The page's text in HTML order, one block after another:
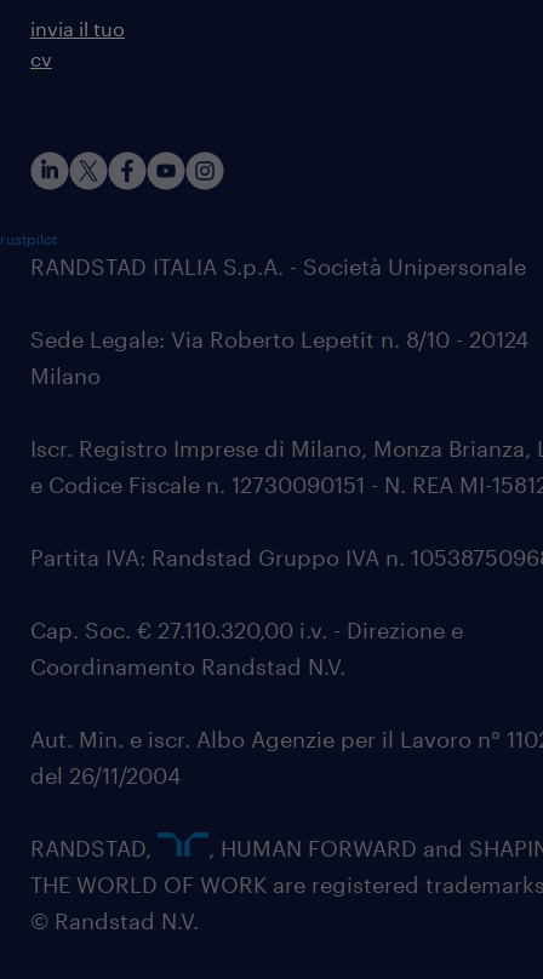
invia il tuo
cv
RANDSTAD ITALIA S.p.A. - Società Unipersonale
Sede Legale: Via Roberto Lepetit n. 8/10 - 20124
Milano
Iscr. Registro Imprese di Milano, Monza Brianza,
e Codice Fiscale n. 12730090151 - N. REA MI-
Partita IVA: Randstad Gruppo IVA n.
Cap. Soc. € 27.110.320,00 i.v. - Direzione e
Coordinamento Randstad N.V.
Aut. Min. e iscr. Albo Agenzie per il Lavoro n°
del 26/11/2004
RANDSTAD,
, HUMAN FORWARD and
THE WORLD OF WORK are registered
© Randstad N.V.